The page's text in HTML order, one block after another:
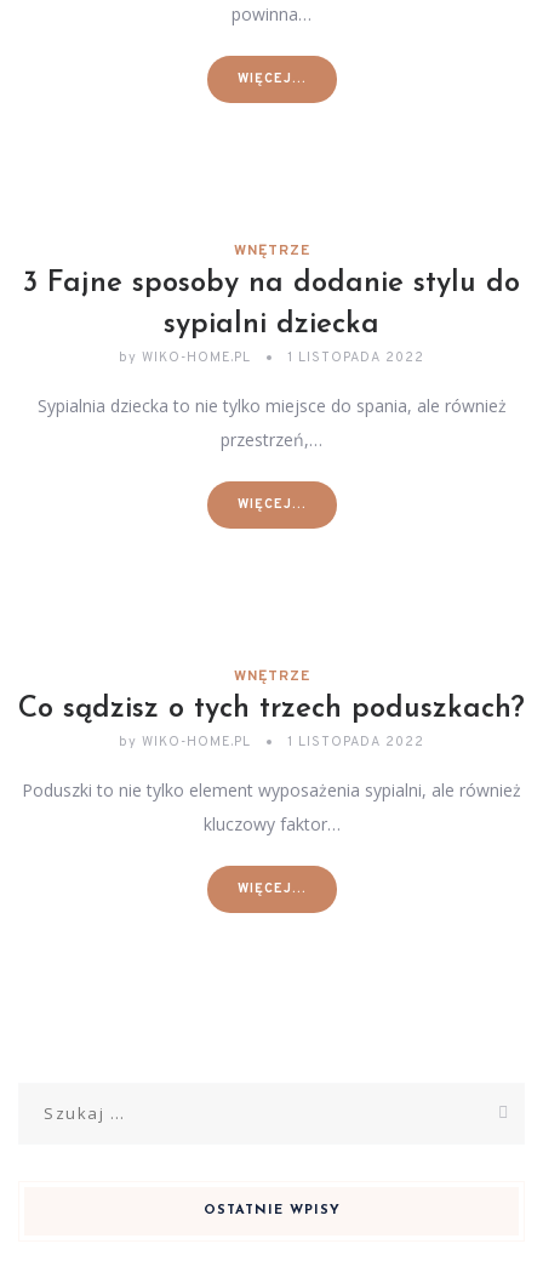
powinna…
WIĘCEJ...
WNĘTRZE
3 Fajne sposoby na dodanie stylu do
sypialni dziecka
by WIKO-HOME.PL 1 LISTOPADA 2022
Sypialnia dziecka to nie tylko miejsce do spania, ale również
przestrzeń,…
WIĘCEJ...
WNĘTRZE
Co sądzisz o tych trzech poduszkach?
by WIKO-HOME.PL 1 LISTOPADA 2022
Poduszki to nie tylko element wyposażenia sypialni, ale również
kluczowy faktor…
WIĘCEJ...
OSTATNIE WPISY